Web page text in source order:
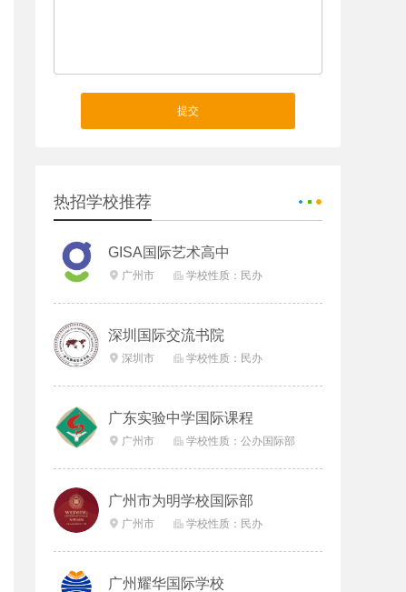
热招学校推荐
GISA国际艺术高中
 广州市  学校性质：民办
深圳国际交流书院
 深圳市  学校性质：民办
广东实验中学国际课程
 广州市  学校性质：公办国际部
广州市为明学校国际部
 广州市  学校性质：民办
广州耀华国际学校